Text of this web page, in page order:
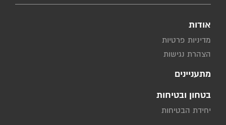
אודות
מדיניות פרטיות
הצהרת נגישות
מתעניינים
בטחון ובטיחות
יחידת הבטיחות